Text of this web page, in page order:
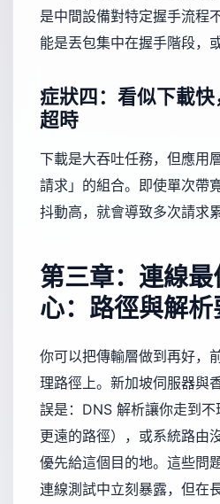
是中間設備對特定握手流程
能是丟包集中在握手階段，
症狀四：看似下載
超時
下載是大吞吐任務，但應用
請求」的組合。即使單次帶
抖動高，就會導致多次請求
第三章：連線
心：路徑與解
你可以把傳輸層做到再好，
理路徑上。新加坡伺服器與
誤是：DNS 解析讓你走到
更遠的路徑），或系統路由
優先給這個目的地。這些問
連線測試中立刻暴露，但在